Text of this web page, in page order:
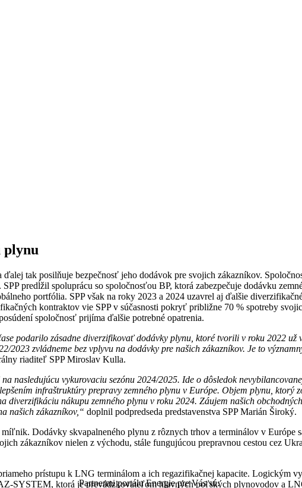
Partnermi portálu Energie pre Vás sú:
plynu
tak posilňuje bezpečnosť jeho dodávok pre svojich zákazníkov.
predĺžil spoluprácu so spoločnosťou BP, ktorá zabezpečuje dodávku
portfólia. SPP však na roky 2023 a 2024 uzavrel aj ďalšie
kontraktov vie SPP v súčasnosti pokryť približne 70 % spotreby
spoločnosť prijíma ďalšie potrebné opatrenia.
podarilo zásadne diverzifikovať dodávky plynu, ktoré tvorili v roku 2022 už
zvládneme bez vplyvu na dodávky pre našich zákazníkov. Je to
riaditeľ SPP Miroslav Kulla.
nasledujúcu vykurovaciu sezónu 2024/2025. Ide o dôsledok
infraštruktúry prepravy zemného plynu v Európe. Objem plynu, ktorý
nákupu zemného plynu v roku 2024. Záujem našich
našich zákazníkov,“ doplnil podpredseda predstavenstva SPP Marián Široký.
Dodávky skvapalneného plynu z rôznych trhov a terminálov v Európe
zákazníkov nielen z východu, stále fungujúcou prepravnou cestou cez
prístupu k LNG terminálom a ich regazifikačnej kapacite. Logickým
SYSTEM, ktorá je prevádzkovateľom hlavných poľských plynovodov a